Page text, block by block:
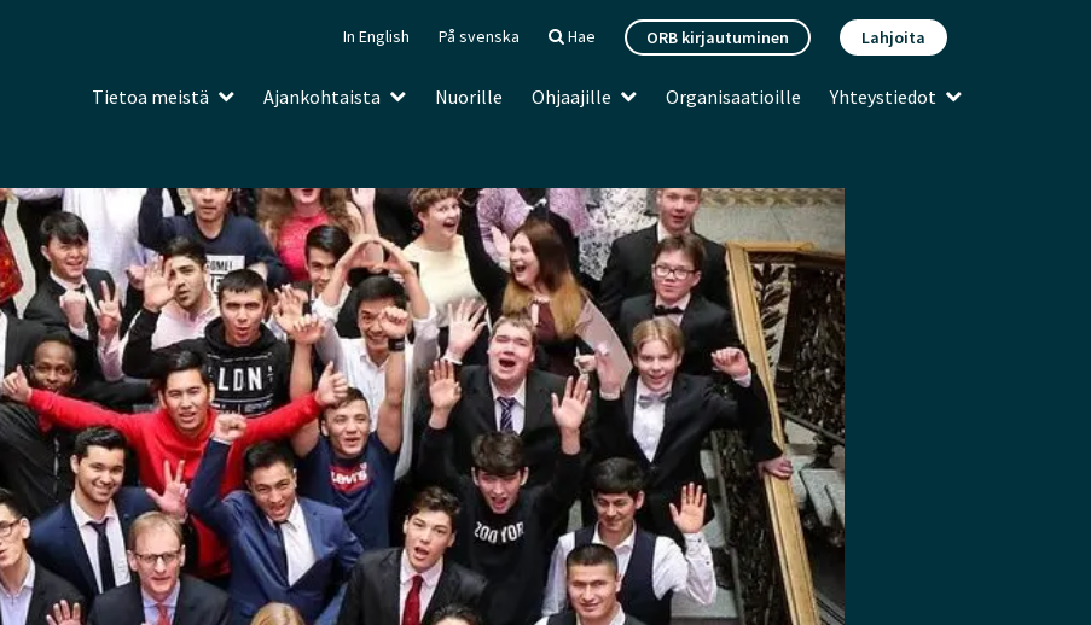
In English På svenska Hae ORB kirjautuminen Lahjoita
Tietoa meistä Ajankohtaista Nuorille Ohjaajille Organisaatioille Yhteystiedot